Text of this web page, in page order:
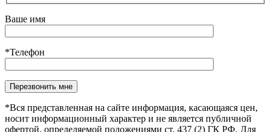
Ваше имя
*Телефон
Оставьте это поле пустым.
*Вся представленная на сайте информация, касающаяся цен,
носит информационный характер и не является публичной
офертой, определяемой положениями ст. 437 (2) ГК РФ. Для